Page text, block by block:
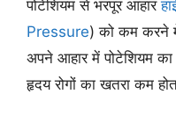
पोटेशियम से भरपूर आहार
Pressure) को कम करने
अपने आहार में पोटेशियम
हृदय रोगों का खतरा कम